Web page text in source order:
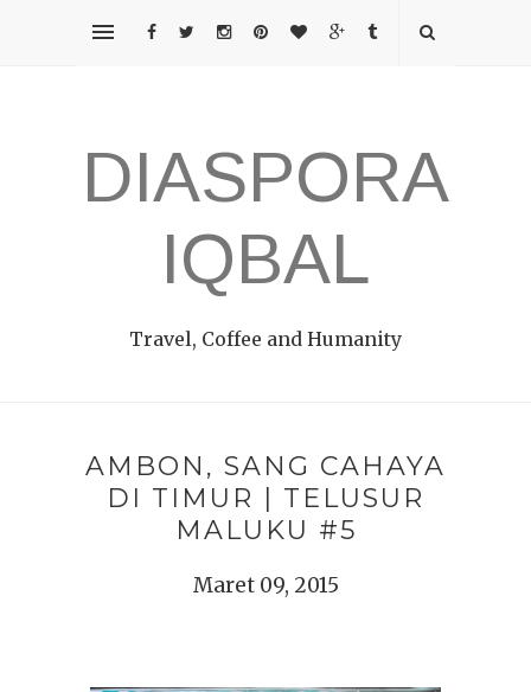
DIASPORA
IQBAL
Travel, Coffee and Humanity
AMBON, SANG CAHAYA
DI TIMUR | TELUSUR
MALUKU #5
Maret 09, 2015